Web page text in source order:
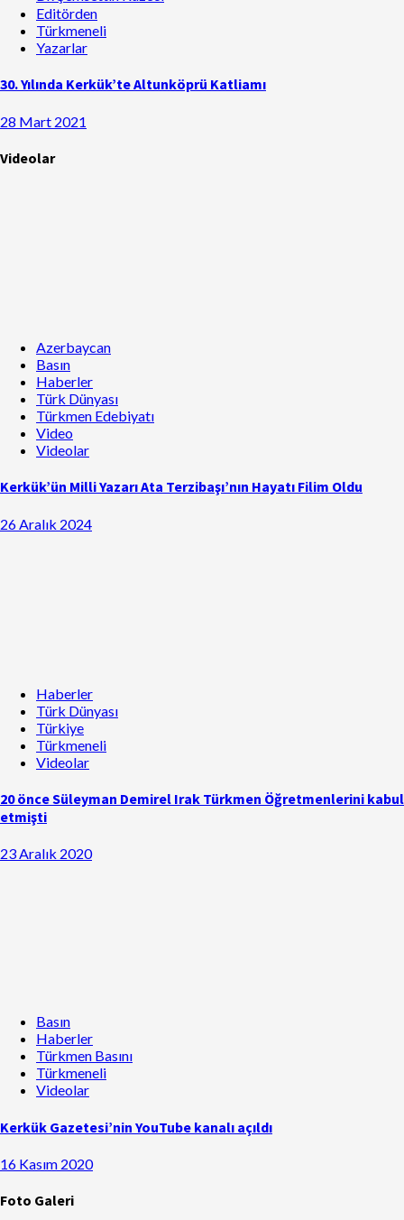
Editörden
Türkmeneli
Yazarlar
30. Yılında Kerkük’te Altunköprü Katliamı
28 Mart 2021
Videolar
Azerbaycan
Basın
Haberler
Türk Dünyası
Türkmen Edebiyatı
Video
Videolar
Kerkük’ün Milli Yazarı Ata Terzibaşı’nın Hayatı Filim Oldu
26 Aralık 2024
Haberler
Türk Dünyası
Türkiye
Türkmeneli
Videolar
20 önce Süleyman Demirel Irak Türkmen Öğretmenlerini kabul
etmişti
23 Aralık 2020
Basın
Haberler
Türkmen Basını
Türkmeneli
Videolar
Kerkük Gazetesi’nin YouTube kanalı açıldı
16 Kasım 2020
Foto Galeri